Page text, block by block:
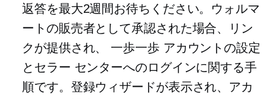
返答を最大2週間お待ちください。ウォルマ
ートの販売者として承認された場合、リン
クが提供され、 一歩一歩アカウントの設定
とセラー センターへのログインに関する手
順です。登録ウィザードが表示され、アカ